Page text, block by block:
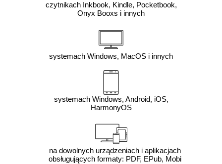
czytnikach Inkbook, Kindle, Pocketbook,
Onyx Booxs i innych
systemach Windows, MacOS i innych
systemach Windows, Android, iOS,
HarmonyOS
na dowolnych urządzeniach i aplikacjach
obsługujących formaty: PDF, EPub, Mobi